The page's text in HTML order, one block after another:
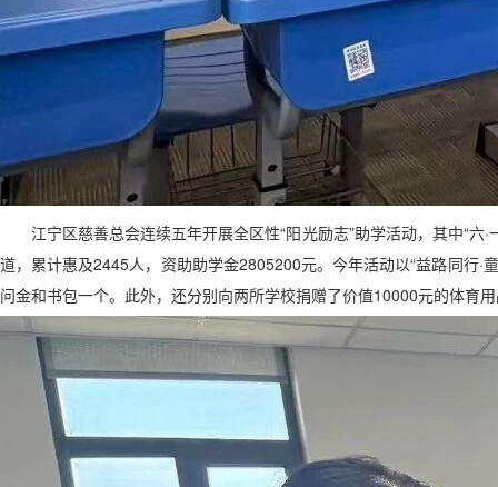
江宁区慈善总会连续五年开展全区性“阳光励志”助学活动，其中“
道，累计惠及2445人，资助助学金2805200元。今年活动以“益路同行
问金和书包一个。此外，还分别向两所学校捐赠了价值10000元的体育